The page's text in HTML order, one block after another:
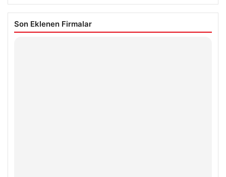
Son Eklenen Firmalar